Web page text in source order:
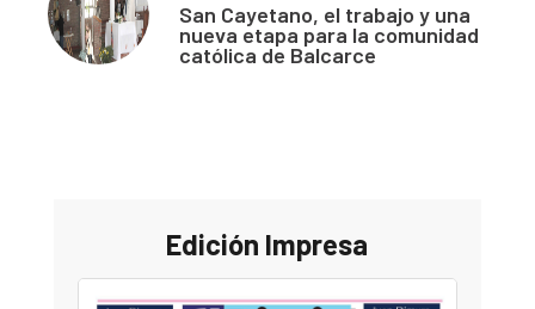
San Cayetano, el trabajo y una
nueva etapa para la comunidad
católica de Balcarce
Edición Impresa